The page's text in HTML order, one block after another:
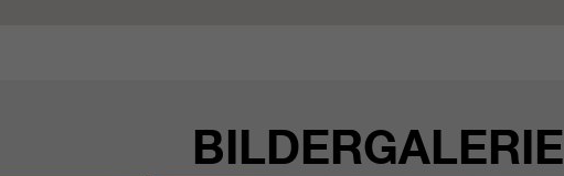
BILDERGALERIE